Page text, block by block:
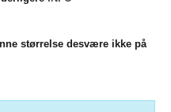
størrelse desvære ikke på